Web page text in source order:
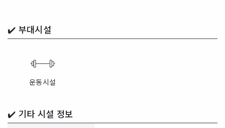
✔️ 부대시설
운동시설
✔️ 기타 시설 정보